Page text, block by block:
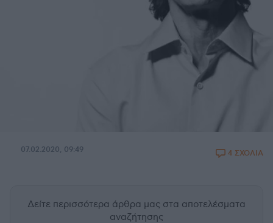
07.02.2020, 09:49 4 ΣΧΟΛΙΑ
Δείτε περισσότερα άρθρα μας στα αποτελέσματα
αναζήτησης